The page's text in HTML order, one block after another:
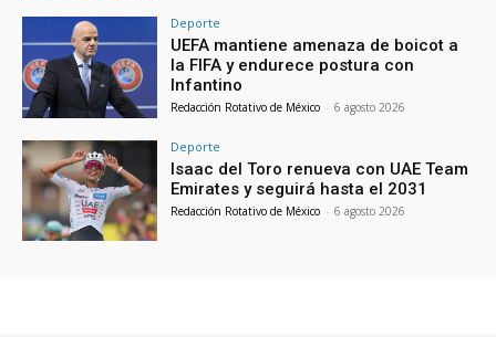
Deporte
UEFA mantiene amenaza de boicot a
la FIFA y endurece postura con
Infantino
Redacción Rotativo de México - 6 agosto 2026
Deporte
Isaac del Toro renueva con UAE Team
Emirates y seguirá hasta el 2031
Redacción Rotativo de México - 6 agosto 2026